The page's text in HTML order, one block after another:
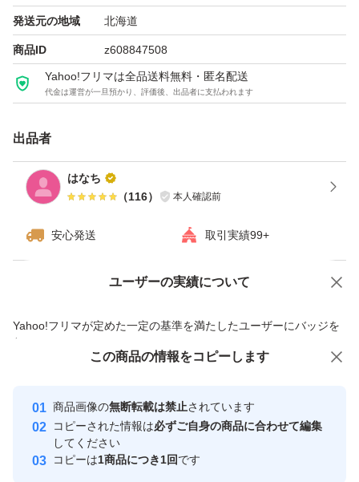
この気温なので、到着次第冷蔵庫のでの保管をお願いしま
す。
クール便もご利用できますが、その場合送料が代わります
その際は、ご連絡頂ければと思います。よろしくお願いし
ます。
種類長芋
発送元の地域 北海道
商品ID z608847508
Yahoo!フリマは全品送料無料・匿名配送
代金は運営が一旦預かり、評価後、出品者に支払われます
出品者
はなち
（116） 本人確認前
安心発送 取引実績99+
ユーザーの実績について
Yahoo!フリマが定めた一定の基準を満たしたユーザーにバッジを
付与しています
安心取引出品者
心・安全なユーザーです
取引実績
価格の相談 商品への質問
この商品の情報をコピーします
商品画像の無断転載は禁止されています
コピーされた情報は必ずご自身の商品に合わせて編集
してください
コピーは1商品につき1回です
この商品をみている人にオススメ